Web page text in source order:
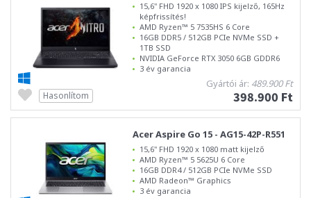
15,6" FHD 1920 x 1080 IPS kijelző, 165Hz
képfrissítés!
AMD Ryzen™ 5 7535HS 6 Core
16GB DDR5 / 512GB PCIe NVMe SSD +
1TB SSD
NVIDIA GeForce RTX 3050 6GB GDDR6
3 év garancia
Gyártói ár: 489.900 Ft
398.900 Ft
Hasonlítom
Acer Aspire Go 15 - AG15-42P-R551
15,6" FHD 1920 x 1080 matt kijelző
AMD Ryzen™ 5 5625U 6 Core
16GB DDR4 / 512GB PCIe NVMe SSD
AMD Radeon™ Graphics
3 év garancia